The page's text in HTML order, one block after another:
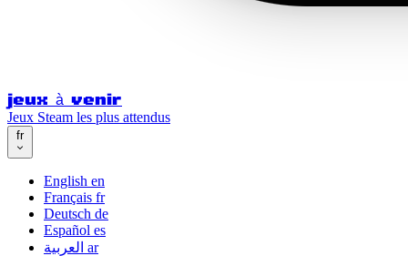
jeux à venir
Jeux Steam les plus attendus
fr
English en
Français fr
Deutsch de
Español es
العربية ar